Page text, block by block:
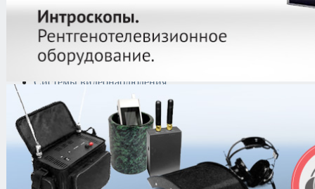
Металлодетекторы
Полиграфы
Противокражные системы
Рации и Аксессуары
Переговорные устройства
Системы видеонаблюдения
оборудование
Контроль доступа
Каталог/Металлодетекторы/
2500 PRO PACKAGE